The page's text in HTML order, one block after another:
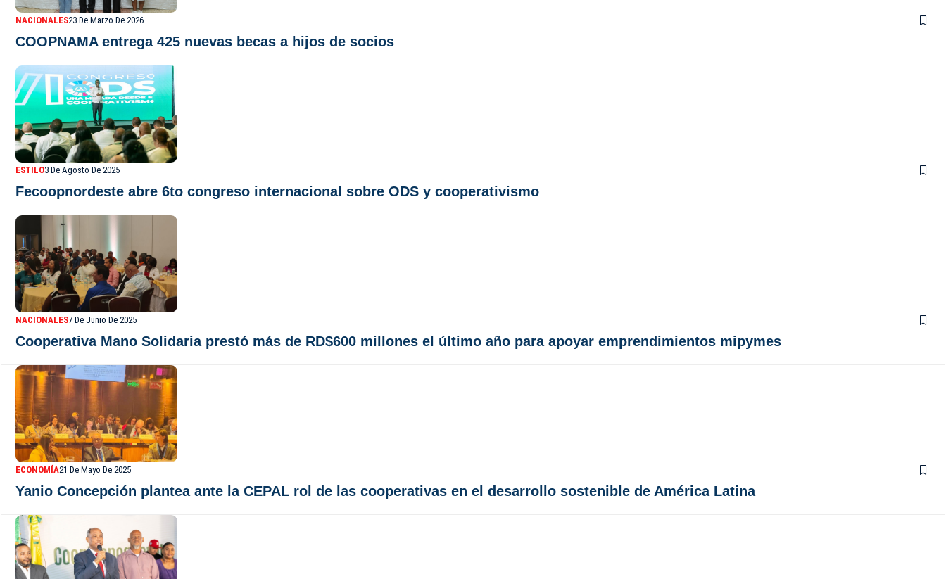
NACIONALES23 De Marzo De 2026
COOPNAMA entrega 425 nuevas becas a hijos de socios
ESTILO3 De Agosto De 2025
Fecoopnordeste abre 6to congreso internacional sobre ODS y cooperativismo
NACIONALES7 De Junio De 2025
Cooperativa Mano Solidaria prestó más de RD$600 millones el último año para apoyar emprendimientos mipymes
ECONOMÍA21 De Mayo De 2025
Yanio Concepción plantea ante la CEPAL rol de las cooperativas en el desarrollo sostenible de América Latina